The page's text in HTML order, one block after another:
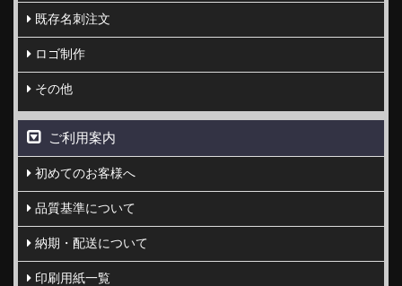
既存名刺注文
ロゴ制作
その他
ご利用案内
初めてのお客様へ
品質基準について
納期・配送について
印刷用紙一覧